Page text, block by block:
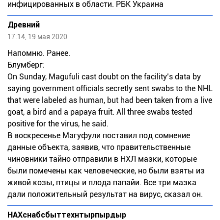
инфицированных в области. РБК Украина
Древний
17:14, 19 мая 2020
Напомню. Ранее.
Блумберг:
On Sunday, Magufuli cast doubt on the facility’s data by
saying government officials secretly sent swabs to the NHL
that were labeled as human, but had been taken from a live
goat, a bird and a papaya fruit. All three swabs tested
positive for the virus, he said.
В воскресенье Магуфули поставил под сомнение
данные объекта, заявив, что правительственные
чиновники тайно отправили в НХЛ мазки, которые
были помечены как человеческие, но были взяты из
живой козы, птицы и плода папайи. Все три мазка
дали положительный результат на вирус, сказал он.
НАХснабсбыттехнтырпырдыр